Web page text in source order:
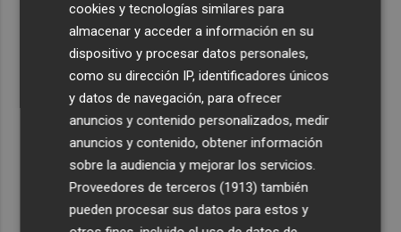
cookies y tecnologías similares para
almacenar y acceder a información en su
dispositivo y procesar datos personales,
como su dirección IP, identificadores únicos
y datos de navegación, para ofrecer
anuncios y contenido personalizados, medir
anuncios y contenido, obtener información
sobre la audiencia y mejorar los servicios.
Proveedores de terceros (1913) también
pueden procesar sus datos para estos y